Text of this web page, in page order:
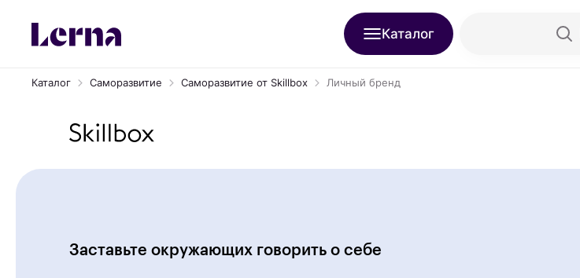
Каталог
Каталог Саморазвитие Саморазвитие от Skillbox Личный бренд
Заставьте окружающих говорить о себе